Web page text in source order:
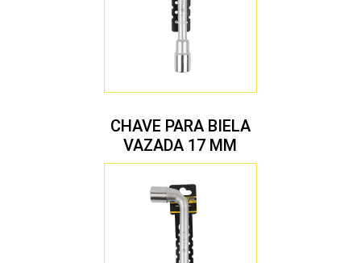
CHAVE PARA BIELA
VAZADA 17 MM